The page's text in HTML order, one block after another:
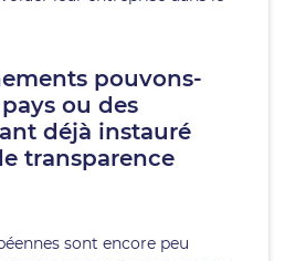
pouvons-
ou des
déjà instauré
transparence
sont encore peu